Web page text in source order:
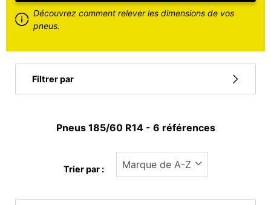
Type de véhicule
Run flat
Découvrez comment relever les dimensions de vos
pneus.
Filtrer par
Type pneu
Hiver (0)
Pneus ‎185/60 R14 - 6 références
Trier par :